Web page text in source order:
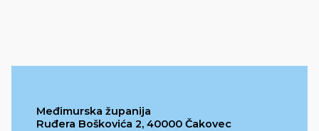
Međimurska županija
Ruđera Boškovića 2, 40000 Čakovec